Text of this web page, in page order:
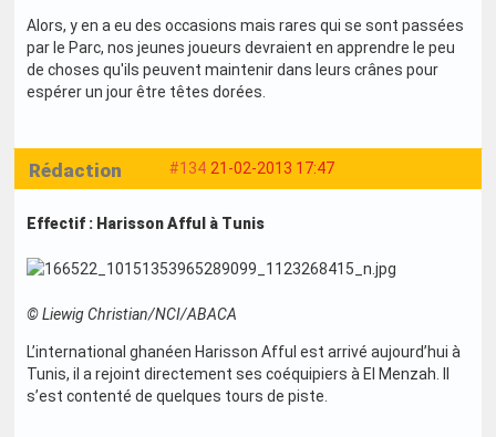
Alors, y en a eu des occasions mais rares qui se sont passées
par le Parc, nos jeunes joueurs devraient en apprendre le peu
de choses qu'ils peuvent maintenir dans leurs crânes pour
espérer un jour être têtes dorées.
#134 21-02-2013 17:47
Rédaction
Effectif : Harisson Afful à Tunis
© Liewig Christian/NCI/ABACA
L’international ghanéen Harisson Afful est arrivé aujourd’hui à
Tunis, il a rejoint directement ses coéquipiers à El Menzah. Il
s’est contenté de quelques tours de piste.